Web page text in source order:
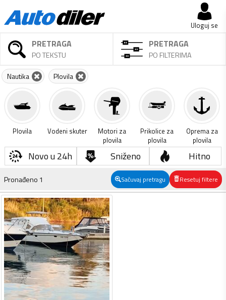
Uloguj se
PRETRAGA
PO TEKSTU
PRETRAGA
PO FILTERIMA
Nautika Plovila
Plovila Vodeni skuter
Motori za
plovila
Prikolice za
plovila
Oprema za
plovila
Novo u 24h Sniženo Hitno
Pronađeno 1 Sačuvaj pretragu Resetuj filtere